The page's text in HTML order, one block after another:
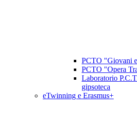
PCTO "Giovani
PCTO "Opera
Laboratorio
gipsoteca
eTwinning e Erasmus+